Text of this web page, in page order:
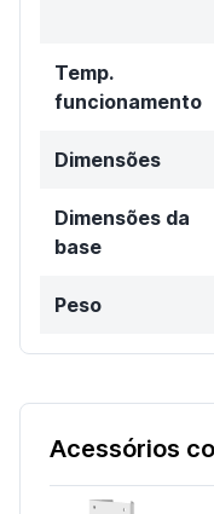
Temp.
funcionamento
Dimensões
Dimensões da
base
Peso
Acessórios